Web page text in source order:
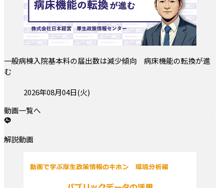
一般病棟入院基本料の届出数は減少傾向 病床機能の転換が進
む
投稿日:2026年08月04日(火)
動画一覧へ
解説動画